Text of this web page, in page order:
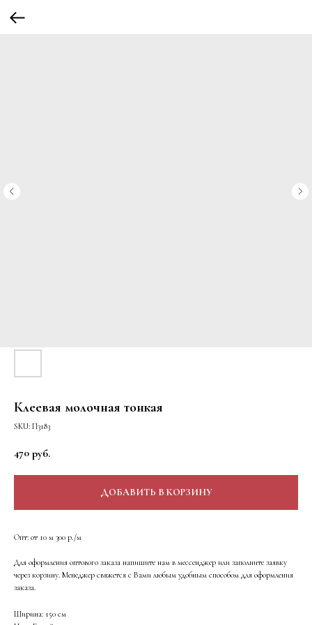
Клеевая молочная тонкая
SKU: П3183
470 руб.
ДОБАВИТЬ В КОРЗИНУ
Опт: от 10 м 300 р./м
Для оформления оптового заказа напишите нам в мессенджер или заполните заявку
через корзину. Менеджер свяжется с Вами любым удобным способом для оформления
заказа.
Ширина: 150 см